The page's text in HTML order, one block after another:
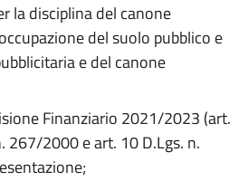
la disciplina del canone
del suolo pubblico e
e del canone
Finanziario 2021/2023 (art.
267/2000 e art. 10 D.Lgs. n.